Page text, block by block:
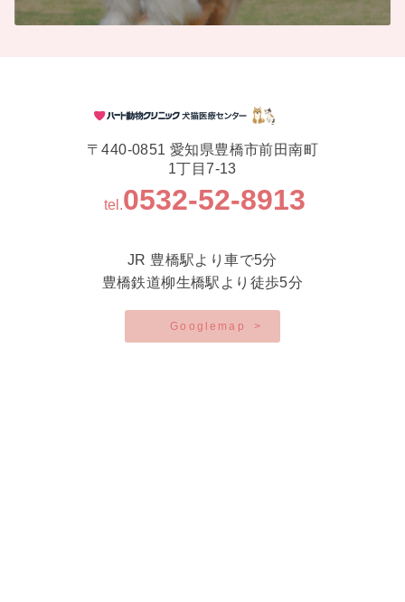
〒440-0851 愛知県豊橋市前田南町
1丁目7-13
tel.0532-52-8913
JR 豊橋駅より車で5分
豊橋鉄道柳生橋駅より徒歩5分
Googlemap >